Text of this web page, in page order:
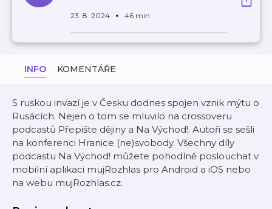
23. 8. 2024 46 min
INFO KOMENTÁŘE
S ruskou invazí je v Česku dodnes spojen vznik mýtu o
Rusácích. Nejen o tom se mluvilo na crossoveru
podcastů Přepište dějiny a Na Východ!. Autoři se sešli
na konferenci Hranice (ne)svobody. Všechny díly
podcastu Na Východ! můžete pohodlně poslouchat v
mobilní aplikaci mujRozhlas pro Android a iOS nebo
na webu mujRozhlas.cz.